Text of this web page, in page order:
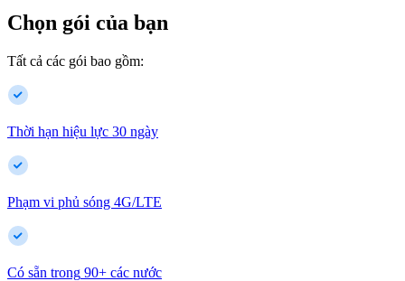
Chọn gói của bạn
Tất cả các gói bao gồm:
Thời hạn hiệu lực 30 ngày
Phạm vi phủ sóng 4G/LTE
Có sẵn trong 90+ các nước